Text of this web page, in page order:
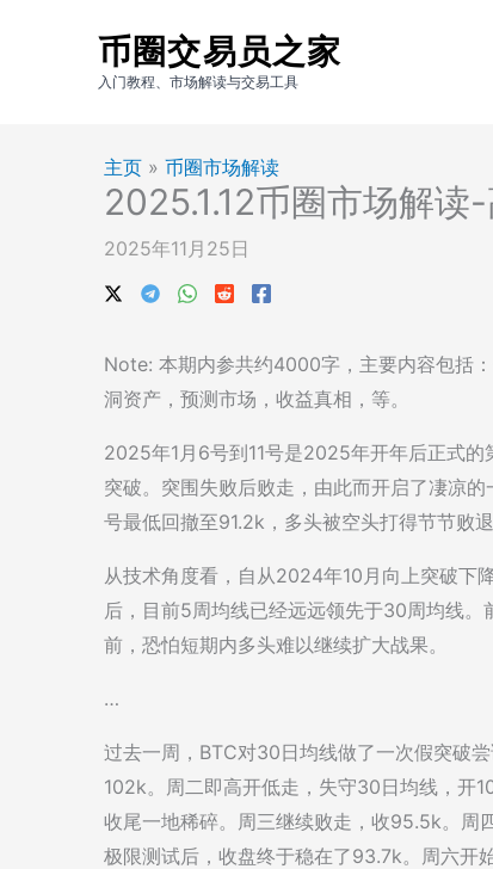
币圈交易员之家
入门教程、市场解读与交易工具
主页 » 币圈市场解读
2025.1.12币圈市场解
2025年11月25日
Note: 本期内参共约4000字，主要内容包括
洞资产，预测市场，收益真相，等。
2025年1月6号到11号是2025年开年后正式
突破。突围失败后败走，由此而开启了凄凉
号最低回撤至91.2k，多头被空头打得节节败退
从技术角度看，自从2024年10月向上突破下
后，目前5周均线已经远远领先于30周均线
前，恐怕短期内多头难以继续扩大战果。
…
过去一周，BTC对30日均线做了一次假突破
102k。周二即高开低走，失守30日均线，开
收尾一地稀碎。周三继续败走，收95.5k。周
极限测试后，收盘终于稳在了93.7k。周六开